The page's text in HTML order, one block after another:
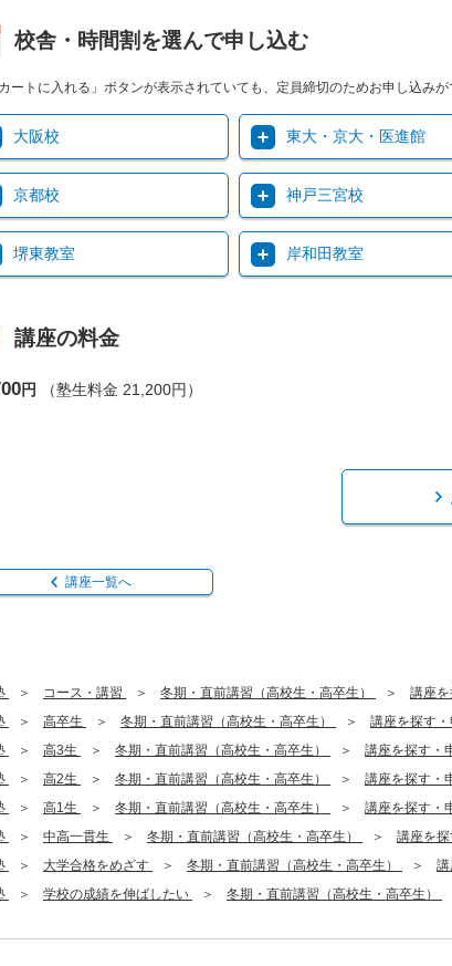
校舎・時間割を選んで申し込む
カートに入れる」ボタンが表示されていても、定員締切のためお申し込みが
大阪校 東大・京大・医進館
京都校 神戸三宮校
堺東教室 岸和田教室
講座の料金
円 （塾生料金 21,200円）
講座一覧へ
コース・講習 冬期・直前講習（高校生・高卒生） 講座
高卒生 冬期・直前講習（高校生・高卒生） 講座を探す
高3生 冬期・直前講習（高校生・高卒生） 講座を探す・
高2生 冬期・直前講習（高校生・高卒生） 講座を探す・
高1生 冬期・直前講習（高校生・高卒生） 講座を探す・
中高一貫生 冬期・直前講習（高校生・高卒生） 講座を
大学合格をめざす 冬期・直前講習（高校生・高卒生）
学校の成績を伸ばしたい 冬期・直前講習（高校生・高卒生）